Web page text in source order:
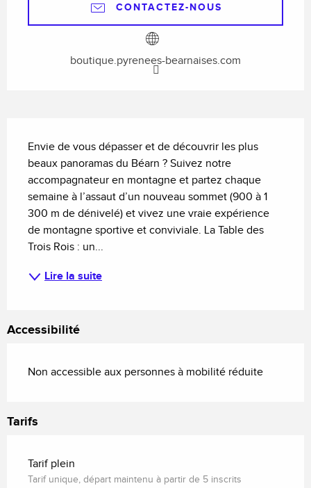
CONTACTEZ-NOUS
boutique.pyrenees-bearnaises.com
Envie de vous dépasser et de découvrir les plus
beaux panoramas du Béarn ? Suivez notre
accompagnateur en montagne et partez chaque
semaine à l’assaut d’un nouveau sommet (900 à 1
300 m de dénivelé) et vivez une vraie expérience
de montagne sportive et conviviale. La Table des
Trois Rois : un...
Lire la suite
Accessibilité
Non accessible aux personnes à mobilité réduite
Tarifs
Tarif plein
Tarif unique, départ maintenu à partir de 5 inscrits